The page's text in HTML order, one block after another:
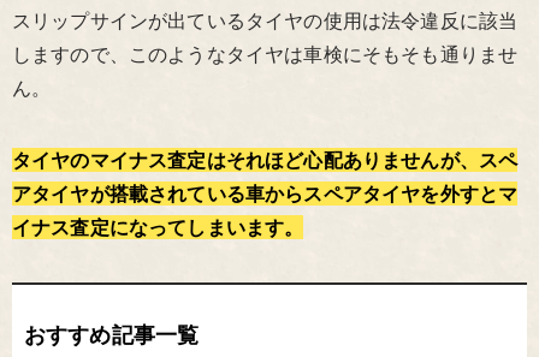
スリップサインが出ているタイヤの使用は法令違反に該当
しますので、このようなタイヤは車検にそもそも通りませ
ん。
タイヤのマイナス査定はそれほど心配ありませんが、スペ
アタイヤが搭載されている車からスペアタイヤを外すとマ
イナス査定になってしまいます。
おすすめ記事一覧